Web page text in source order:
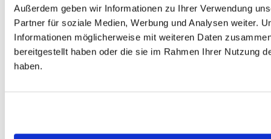
Außerdem geben wir Informationen zu Ihrer Verwendung
Partner für soziale Medien, Werbung und Analysen weiter.
Informationen möglicherweise mit weiteren Daten
bereitgestellt haben oder die sie im Rahmen Ihrer Nutzung
haben.
Technische Details
Produkttyp : Desktop-Prozessor
(CPU)
Serie : Intel Core i5 (14. Gen)
Architektur / Codename : Raptor
Lake-S Refresh / Raptor Lake-S
Fertigung : Intel 7
GHz (E)